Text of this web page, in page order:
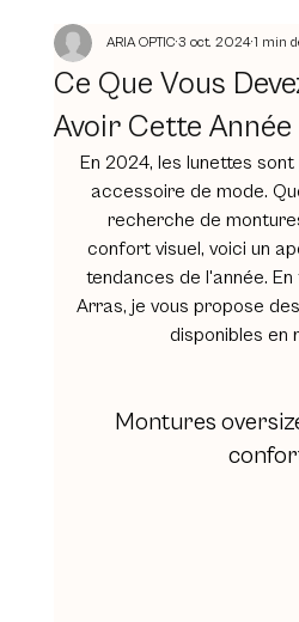
Ce Que Vous
Avoir Cette Année
ARIA OPTIC 3 oct. 20241 min
En 2024, les lunettes sont
accessoire de mode.
recherche de
confort visuel, voici un
tendances de l'année.
Arras, je vous propose
disponibles en
Montures